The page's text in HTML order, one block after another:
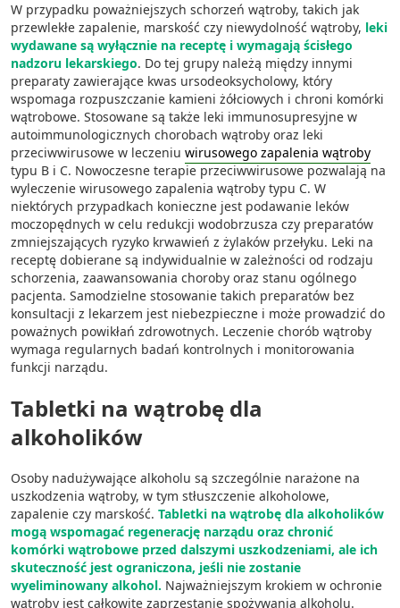
W przypadku poważniejszych schorzeń wątroby, takich jak
przewlekłe zapalenie, marskość czy niewydolność wątroby, leki
wydawane są wyłącznie na receptę i wymagają ścisłego
nadzoru lekarskiego. Do tej grupy należą między innymi
preparaty zawierające kwas ursodeoksycholowy, który
wspomaga rozpuszczanie kamieni żółciowych i chroni komórki
wątrobowe. Stosowane są także leki immunosupresyjne w
autoimmunologicznych chorobach wątroby oraz leki
przeciwwirusowe w leczeniu wirusowego zapalenia wątroby
typu B i C. Nowoczesne terapie przeciwwirusowe pozwalają na
wyleczenie wirusowego zapalenia wątroby typu C. W
niektórych przypadkach konieczne jest podawanie leków
moczopędnych w celu redukcji wodobrzusza czy preparatów
zmniejszających ryzyko krwawień z żylaków przełyku. Leki na
receptę dobierane są indywidualnie w zależności od rodzaju
schorzenia, zaawansowania choroby oraz stanu ogólnego
pacjenta. Samodzielne stosowanie takich preparatów bez
konsultacji z lekarzem jest niebezpieczne i może prowadzić do
poważnych powikłań zdrowotnych. Leczenie chorób wątroby
wymaga regularnych badań kontrolnych i monitorowania
funkcji narządu.
Tabletki na wątrobę dla
alkoholików
Osoby nadużywające alkoholu są szczególnie narażone na
uszkodzenia wątroby, w tym stłuszczenie alkoholowe,
zapalenie czy marskość. Tabletki na wątrobę dla alkoholików
mogą wspomagać regenerację narządu oraz chronić
komórki wątrobowe przed dalszymi uszkodzeniami, ale ich
skuteczność jest ograniczona, jeśli nie zostanie
wyeliminowany alkohol. Najważniejszym krokiem w ochronie
wątroby jest całkowite zaprzestanie spożywania alkoholu.